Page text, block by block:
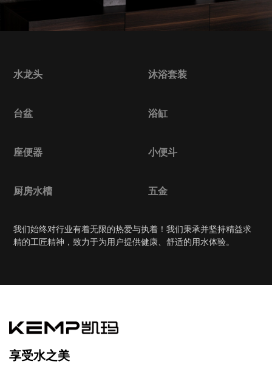
水龙头 沐浴套装
台盆 浴缸
座便器 小便斗
厨房水槽 五金
我们始终对行业有着无限的热爱与执着！我们秉承并坚持精益求
精的工匠精神，致力于为用户提供健康、舒适的用水体验。
享受水之美